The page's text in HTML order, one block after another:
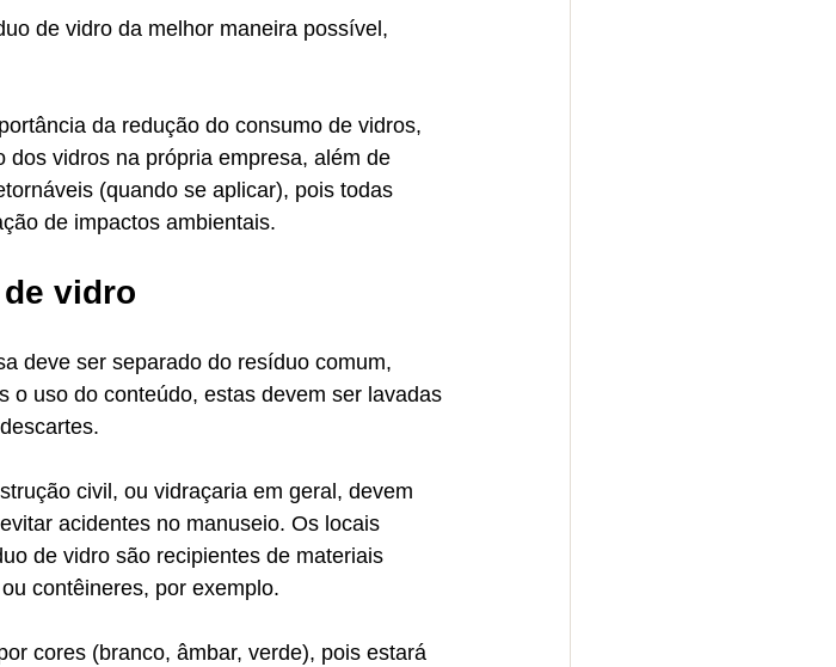
de vidro da melhor maneira possível,
da redução do consumo de vidros,
vidros na própria empresa, além de
(quando se aplicar), pois todas
de impactos ambientais.
vidro
deve ser separado do resíduo comum,
o uso do conteúdo, estas devem ser lavadas
civil, ou vidraçaria em geral, devem
acidentes no manuseio. Os locais
de vidro são recipientes de materiais
contêineres, por exemplo.
cores (branco, âmbar, verde), pois estará